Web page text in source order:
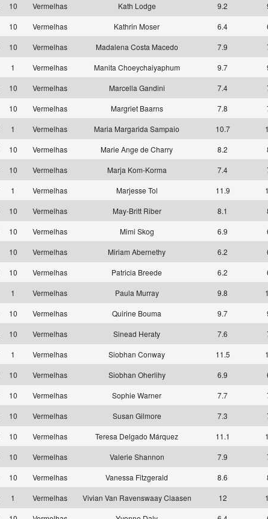
10 Vermelhas Kath Lodge 9.2
10 Vermelhas Kathrin Moser 6.4
10 Vermelhas Madalena Costa Macedo 7.9
1 Vermelhas Manita Choeychaiyaphum 9.7
10 Vermelhas Marcella Gandini 7.4
10 Vermelhas Margriet Baarns 7.8
1 Vermelhas Maria Margarida Sampaio 10.7
10 Vermelhas Marie Ange de Charry 8.2
10 Vermelhas Marja Kom-Korma 7.4
1 Vermelhas Marjesse Tol 11.9
10 Vermelhas May-Britt Riber 8.1
10 Vermelhas Mimi Skog 6.9
10 Vermelhas Miriam Abernethy 6.2
10 Vermelhas Patricia Breede 6.2
1 Vermelhas Paula Murray 9.8
10 Vermelhas Quirine Bouma 9.7
10 Vermelhas Sinead Heraty 7.6
1 Vermelhas Siobhan Conway 11.5
10 Vermelhas Siobhan Oherlihy 6.9
10 Vermelhas Sophie Warner 7.7
10 Vermelhas Susan Gilmore 7.3
10 Vermelhas Teresa Delgado Márquez 11.1
10 Vermelhas Valerie Shannon 7.9
10 Vermelhas Vanessa Fitzgerald 8.6
1 Vermelhas Vivian Van Ravenswaay Claasen 12